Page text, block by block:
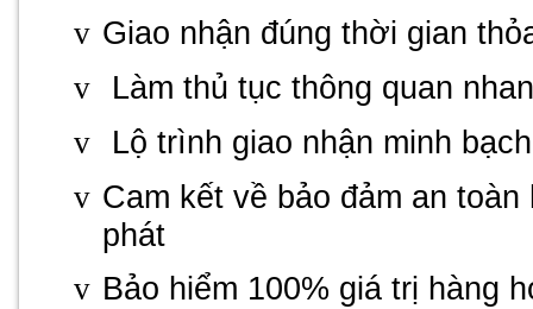
v Giao nhận đúng thời gian
v Làm thủ tục thông quan
v Lộ trình giao nhận minh
v Cam kết về bảo đảm an
phát
v Bảo hiểm 100% giá trị hàng